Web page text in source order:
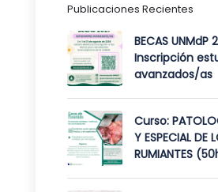
Publicaciones Recientes
BECAS UNMdP
Inscripción
avanzados/as
Curso:
Y ESPECIAL DE
RUMIANTES